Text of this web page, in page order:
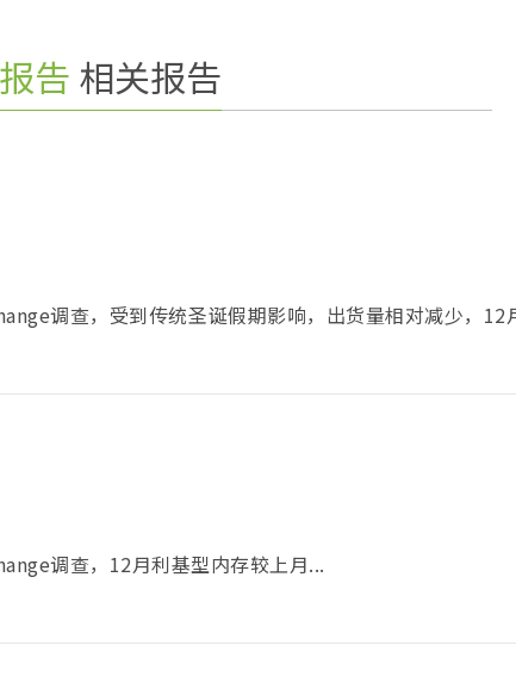
告 相关报告
调查，受到传统圣诞假期影响，出货量相对减少，12
调查，12月利基型内存较上月...